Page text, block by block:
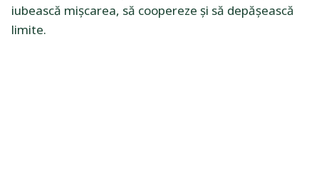
iubească mișcarea, să coopereze și să depășească
limite.